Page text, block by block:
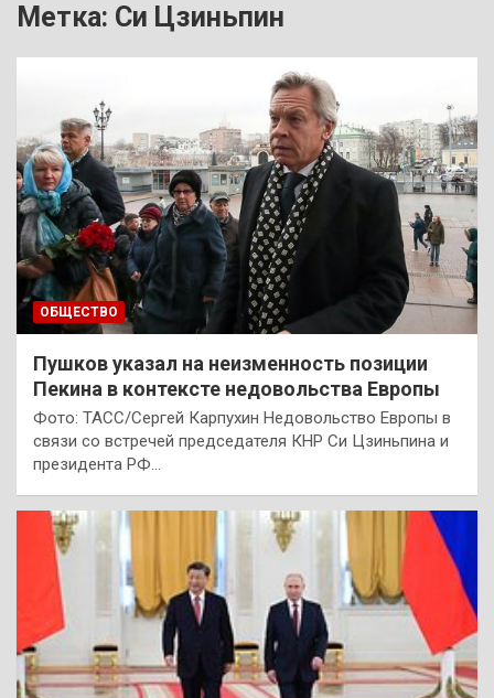
Метка: Си Цзиньпин
ОБЩЕСТВО
Пушков указал на неизменность позиции
Пекина в контексте недовольства Европы
Фото: ТАСС/Сергей Карпухин Недовольство Европы в
связи со встречей председателя КНР Си Цзиньпина и
президента РФ…